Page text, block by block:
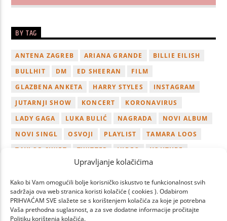
Upravljanje kolačićima
Kako bi Vam omogućili bolje korisničko iskustvo te funkcionalnost svih
sadržaja ova web stranica koristi kolačiće ( cookies ). Odabirom
PRIHVAĆAM SVE slažete se s korištenjem kolačića za koje je potrebna
Vaša prethodna suglasnost, a za sve dodatne informacije pročitajte
Politiku korištenja kolačića.
BY TAG
ANTENA ZAGREB ARIANA GRANDE
BILLIE EILISH
BULLHIT
DM ED SHEERAN
FILM
GLAZBENA ANKETA
HARRY STYLES
INSTAGRAM
JUTARNJI SHOW
KONCERT
KORONAVIRUS
LADY GAGA
LUKA BULIĆ NAGRADA
NOVI ALBUM
NOVI SINGL
OSVOJI PLAYLIST
TAMARA LOOS
TAYLOR SWIFT
TWITTER VIDEO
YOUTUBE